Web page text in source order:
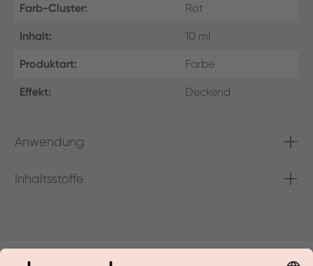
Farb-Cluster: Rot
Inhalt: 10 ml
Produktart: Farbe
Effekt: Deckend
Anwendung
Inhaltsstoffe